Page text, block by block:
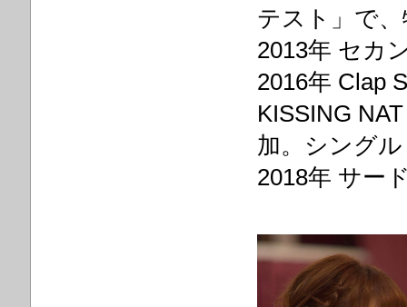
テスト」で
2013年 セカ
2016年 Clap
KISSING
加。シング
2018年 サー